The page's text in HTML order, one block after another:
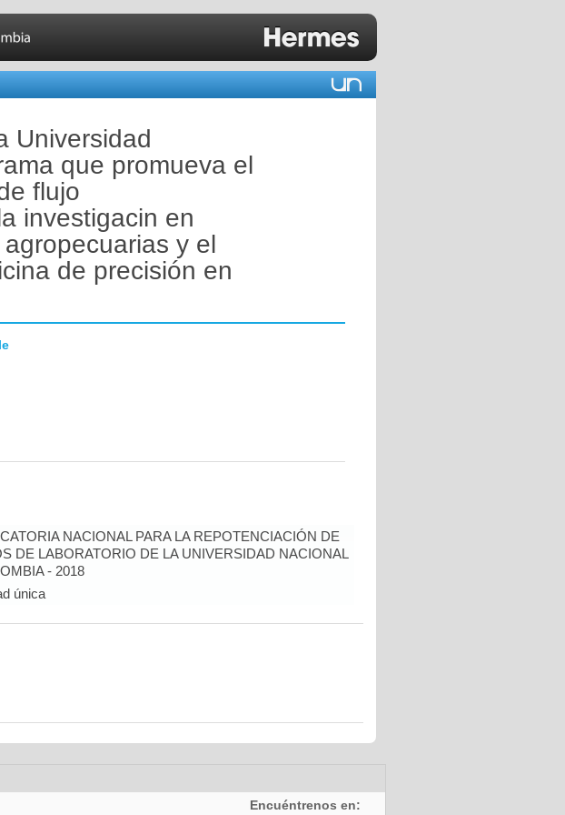
Universidad
que promueva el
flujo
investigacin en
y el
de precisión en
NACIONAL PARA LA REPOTENCIACIÓN DE
DE LABORATORIO DE LA UNIVERSIDAD NACIONAL
- 2018
única
Encuéntrenos en: